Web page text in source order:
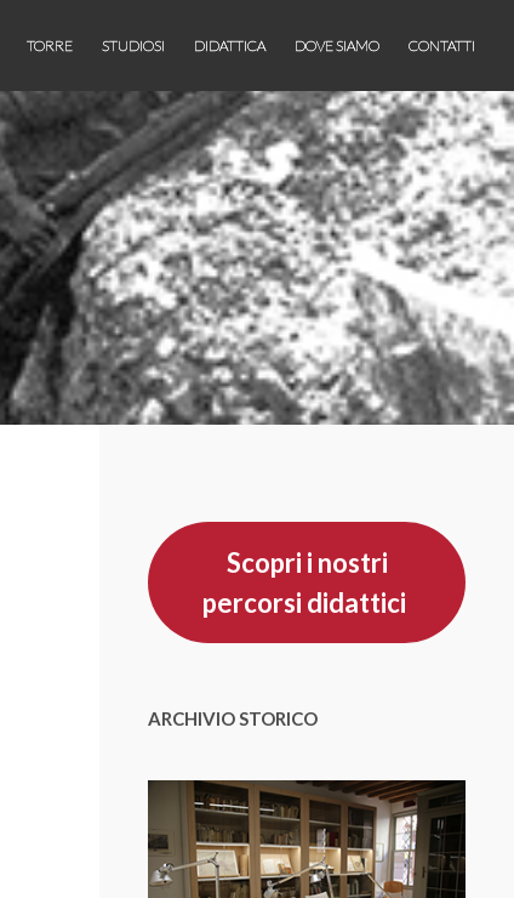
TORRE STUDIOSI DIDATTICA DOVE SIAMO CONTATTI
Scopri i nostri
percorsi didattici
ARCHIVIO STORICO